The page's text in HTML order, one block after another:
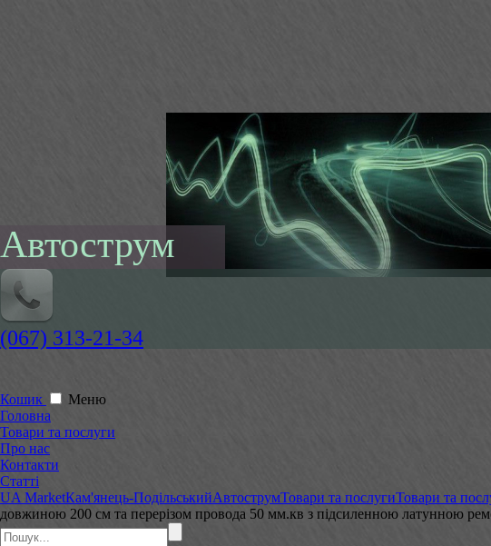
Автострум
(067) 313-21-34
Кошик
Меню
Головна
Товари та послуги
Про нас
Контакти
Статті
UA MarketКам'янець-ПодільськийАвтострумТовари та послугиТовари та
довжиною 200 см та перерізом провода 50 мм.кв з підсиленною латунною